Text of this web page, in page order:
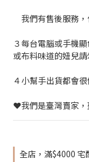
我們有售後服務
３每台電腦或手機
或布料味道的妞兒請
４小幫手出貨都會
❤️我們是臺灣賣家
全店，滿$4000 宅